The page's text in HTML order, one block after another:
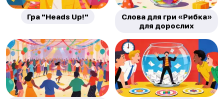
Гра "Heads Up!"
Слова для гри «Рибка»
для дорослих